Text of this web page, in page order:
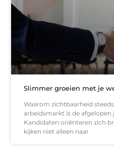
Slimmer groeien met je
Waarom zichtbaarheid
arbeidsmarkt is de afgelopen
Kandidaten oriënteren zich
kijken niet alleen naar